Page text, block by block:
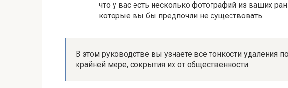
что у вас есть несколько фотографий из ваших
которые вы бы предпочли не существовать.
В этом руководстве вы узнаете все тонкости удаления
крайней мере, сокрытия их от общественности.